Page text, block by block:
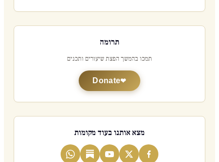
תרומה
תמכו בהמשך הפצת שיעורים ותכנים
Donate
מצא אותנו בעוד מקומות